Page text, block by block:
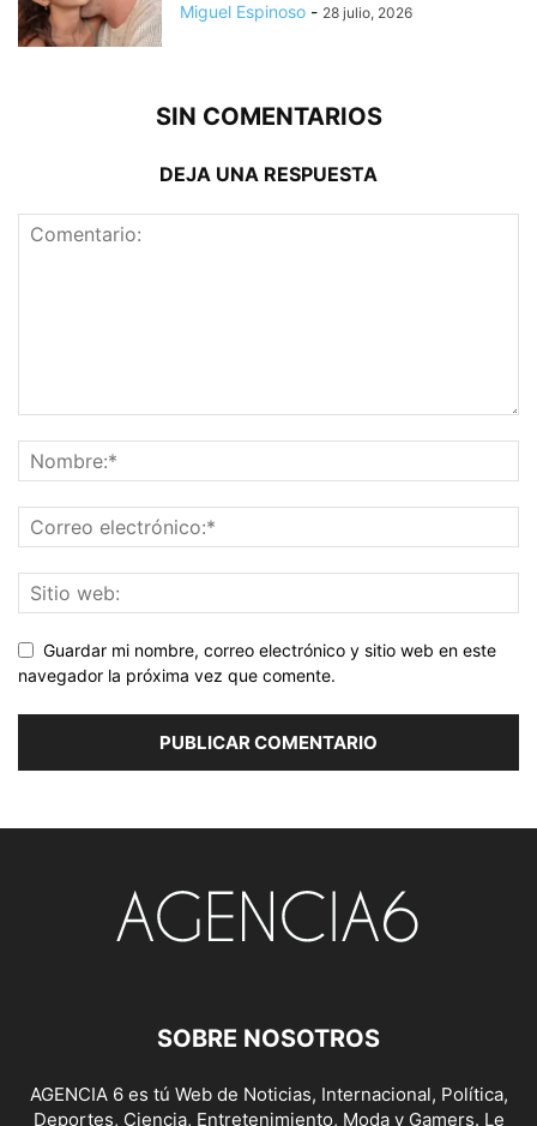
Miguel Espinoso - 28 julio, 2026
SIN COMENTARIOS
DEJA UNA RESPUESTA
Guardar mi nombre, correo electrónico y sitio web en este
navegador la próxima vez que comente.
SOBRE NOSOTROS
AGENCIA 6 es tú Web de Noticias, Internacional, Política,
Deportes, Ciencia, Entretenimiento, Moda y Gamers. Le